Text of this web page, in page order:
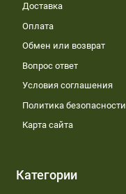
Доставка
Оплата
Обмен или возврат
Вопрос ответ
Условия соглашения
Политика безопасности
Карта сайта
Категории